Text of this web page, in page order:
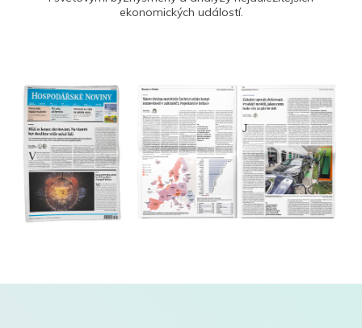
ekonomických událostí.